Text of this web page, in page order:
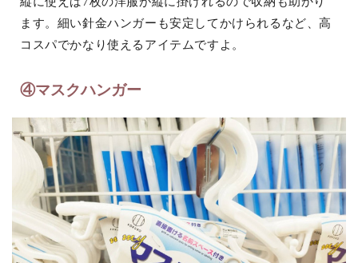
ます。細い針金ハンガーも安定してかけられるなど、高
コスパでかなり使えるアイテムですよ。
④マスクハンガー